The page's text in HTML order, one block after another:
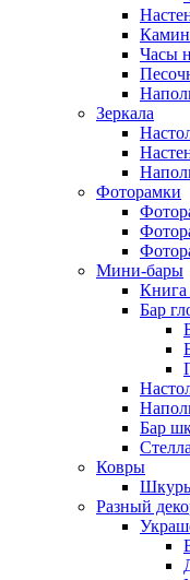
Часы
Зеркала
Фоторамки
Мини-бары
Книга
Бар
Бар
Ковры
Разный